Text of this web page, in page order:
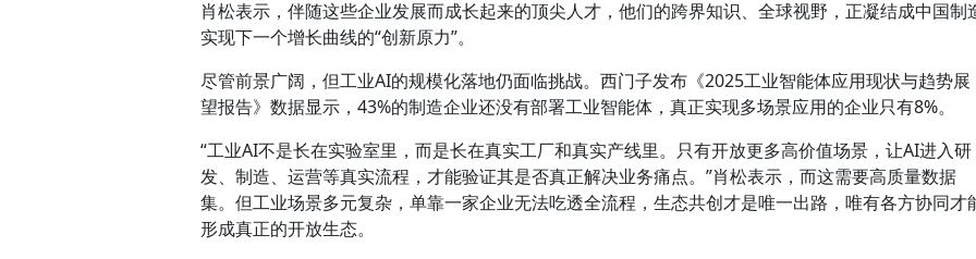
肖松表示，伴随这些企业发展而成长起来的顶尖人才，他们的跨界知识、全球视野，正凝结成中国制
实现下一个增长曲线的“创新原力”。
尽管前景广阔，但工业AI的规模化落地仍面临挑战。西门子发布《2025工业智能体应用现状与趋势展
望报告》数据显示，43%的制造企业还没有部署工业智能体，真正实现多场景应用的企业只有8%。
“工业AI不是长在实验室里，而是长在真实工厂和真实产线里。只有开放更多高价值场景，让AI进入研
发、制造、运营等真实流程，才能验证其是否真正解决业务痛点。”肖松表示，而这需要高质量数据
集。但工业场景多元复杂，单靠一家企业无法吃透全流程，生态共创才是唯一出路，唯有各方协同才
形成真正的开放生态。